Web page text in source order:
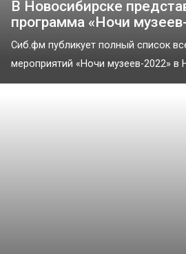
В Новосибирске
программа «Ночи
Сиб.фм публикует полный список
мероприятий «Ночи музеев-2022» в